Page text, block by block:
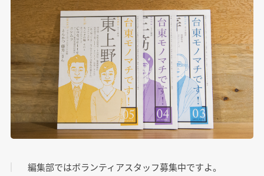
編集部ではボランティアスタッフ募集中ですよ。